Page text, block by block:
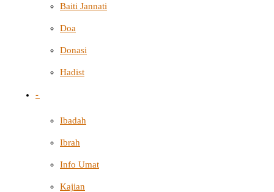
Baiti Jannati
Doa
Donasi
Hadist
-
Ibadah
Ibrah
Info Umat
Kajian